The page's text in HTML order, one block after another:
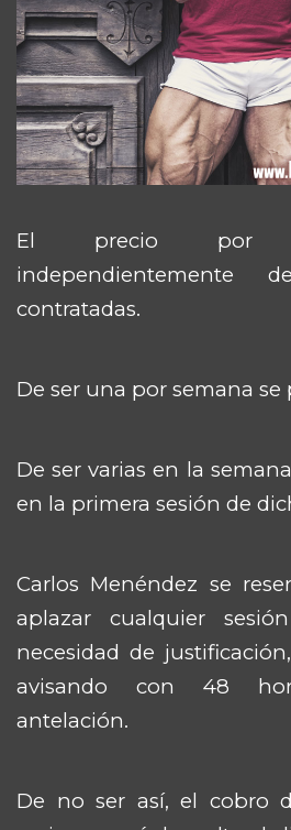
El precio por
independientemente
contratadas.
De ser una por semana se
De ser varias en la
en la primera sesión de
Carlos Menéndez se
aplazar cualquier
necesidad de
avisando con 48
antelación.
De no ser así, el cobro